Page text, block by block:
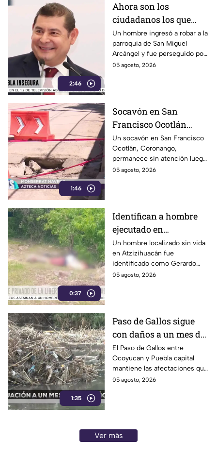
2:46
Ahora son los
ciudadanos los que
detienen a los
delincuentes: feligreses
detienen a presunto
ladrón ante la
Armenta
Un hombre ingresó a robar a la
parroquia de San Miguel
Arcángel y fue perseguido por
los propios feligreses, quienes
vigilancia.
05 agosto, 2026
1:46
Socavón en San
Francisco Ocotlán
permanece abierto tras
lluvias
Un socavón en San Francisco
Ocotlán, Coronango,
permanece sin atención luego
de formarse hace más de 15
05 agosto, 2026
0:37
Identifican a hombre
ejecutado en
Atzizihuacán; fue
privado de la libertad
Un hombre localizado sin vida
en Atzizihuacán fue
identificado como Gerardo
“N”, de 27 años, quien
05 agosto, 2026
1:35
Paso de Gallos sigue
con daños a un mes de
afectaciones por
lluvias
El Paso de Gallos entre
Ocoyucan y Puebla capital
mantiene las afectaciones que
dejó el aumento del nivel del
05 agosto, 2026
Ver más